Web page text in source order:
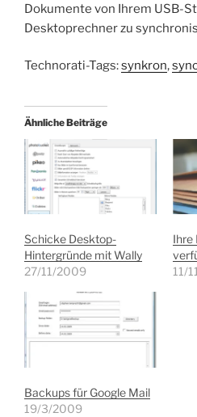
Dokumente von Ihrem USB-
Desktoprechner zu
Technorati-Tags:synkron,
Ähnliche Beiträge
Schicke Desktop-
Hintergründe mit Wally
27/11/2009
Ihre
11/
Backups für Google Mail
19/3/2009